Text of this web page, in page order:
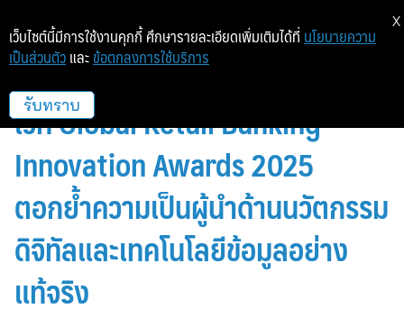
ทีทีบี คว้า 2 รางวัลระดับโลกจาก
เวที Global Retail Banking
Innovation Awards 2025
ตอกย้ำความเป็นผู้นำด้านนวัตกรรม
ดิจิทัลและเทคโนโลยีข้อมูลอย่าง
แท้จริง
เว็บไซต์นี้มีการใช้งานคุกกี้ ศึกษารายละเอียดเพิ่มเติมได้ที่ นโยบายความ
เป็นส่วนตัว และ ข้อตกลงการใช้บริการ
รับทราบ
X